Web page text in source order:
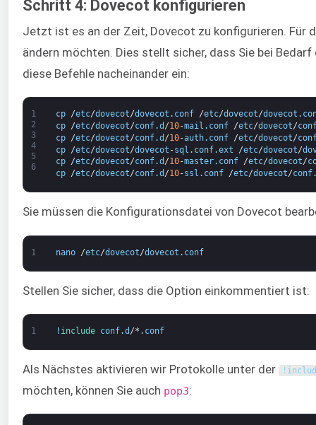
Schritt 4: Dovecot konfigurieren
Jetzt ist es an der Zeit, Dovecot zu konfigurieren. Für
ändern möchten. Dies stellt sicher, dass Sie bei
diese Befehle nacheinander ein:
1
2
3
4
5
6
cp /etc/dovecot/dovecot . conf /etc/dovecot/dovecot .
cp
/etc/dovecot/conf.d /10-mail . conf /etc/dovecot/
cp
/etc/dovecot/conf.d /10-auth. conf /etc/dovecot/
cp
/etc/dovecot/dovecot -sql . conf.ext /etc/dovecot/
cp
/etc/dovecot/conf.d /10-master. conf /etc/dovecot/
cp
/etc/dovecot/conf.d /10-ssl . conf /etc/dovecot/conf
Sie müssen die Konfigurationsdatei von Dovecot
1 nano /etc/dovecot/dovecot . conf
Stellen Sie sicher, dass die Option einkommentiert ist:
1 ! include conf.d /* . conf
Als Nächstes aktivieren wir Protokolle unter der !
möchten, können Sie auch pop3: